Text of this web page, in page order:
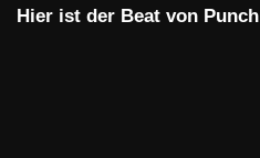
Hier ist der Beat von Punch